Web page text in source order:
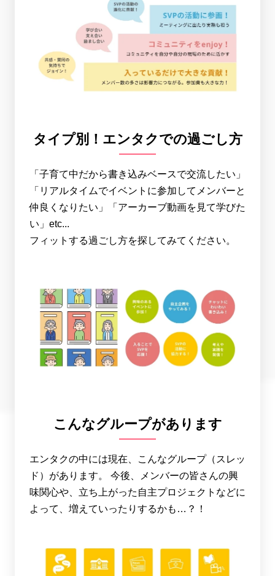
タイプ別！エンタクでの過ごし方
「子育て中だから書き込みベースで交流したい」
「リアルタイムでイベントに参加してメンバーと
仲良くなりたい」「アーカーブ動画を見て学びた
い」etc...
フィットする過ごし方を探してみてください。
こんなグループがあります
エンタクの中には現在、こんなグループ（スレッ
ド）があります。 今後、メンバーの皆さんの興
味関心や、立ち上がった自主プロジェクトなどに
よって、増えていったりするかも…？！